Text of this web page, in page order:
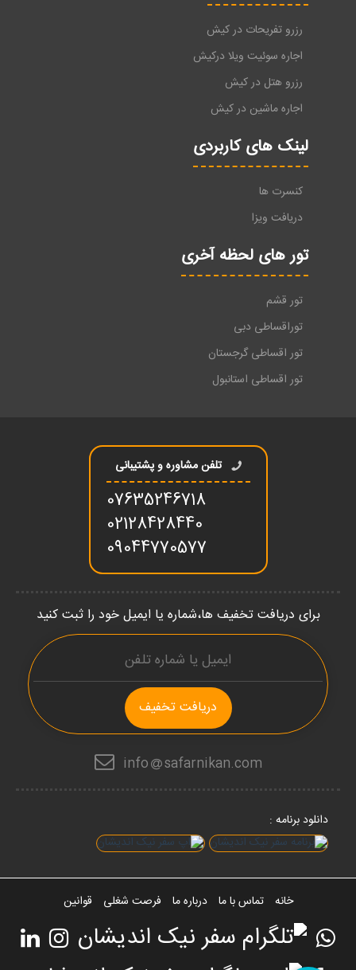
رزرو تفریحات در کیش
اجاره سوئیت ویلا درکیش
رزرو هتل در کیش
اجاره ماشین در کیش
لینک های کاربردی
کنسرت ها
دریافت ویزا
تور های لحظه آخری
تور قشم
توراقساطی دبی
تور اقساطی گرجستان
تور اقساطی استانبول
تلفن مشاوره و پشتیبانی
07635246718
02128428440
09044770577
برای دریافت تخفیف ها،شماره یا ایمیل خود را ثبت کنید
دریافت تخفیف
info safarnikan.com
دانلود برنامه :
خانه تماس با ما درباره ما فرصت شغلی قوانین